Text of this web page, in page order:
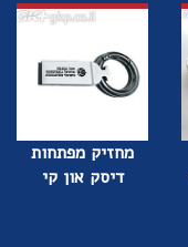
מחזיק מפתחות
דיסק און קי